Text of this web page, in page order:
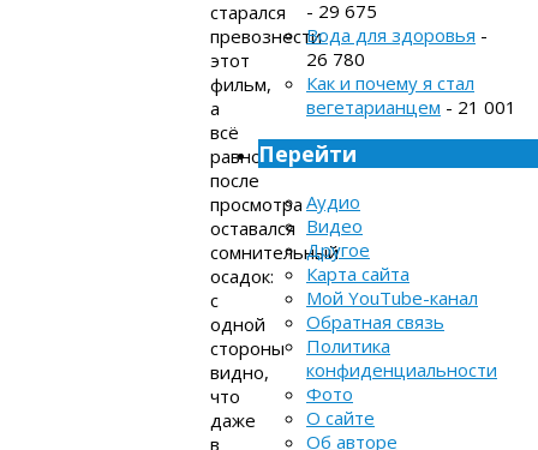
старался
превознести
этот
фильм,
а
всё
равно
после
просмотра
оставался
сомнительный
осадок:
с
одной
стороны
видно,
что
даже
в
- 29 675
Вода для здоровья -
26 780
Как и почему я стал
вегетарианцем - 21 001
Перейти
Аудио
Видео
Другое
Карта сайта
Мой YouTube-канал
Обратная связь
Политика
конфиденциальности
Фото
О сайте
Об авторе